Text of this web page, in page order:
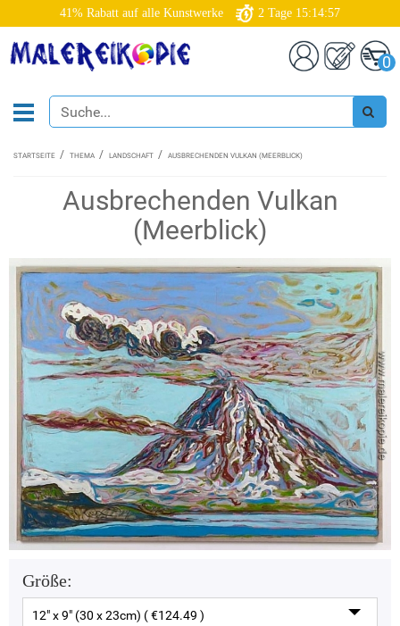
41% Rabatt auf alle Kunstwerke 2 Tage 15:14:56
0
STARTSEITE THEMA LANDSCHAFT AUSBRECHENDEN VULKAN (MEERBLICK)
Ausbrechenden Vulkan
(Meerblick)
Größe:
12" x 9" (30 x 23cm) ( €124.49 )